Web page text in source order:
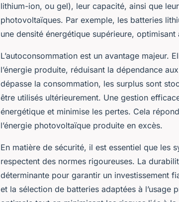
lithium-ion, ou gel), leur capacité, ainsi que
photovoltaïques. Par exemple, les batteries
une densité énergétique supérieure, optimisant
L’autoconsommation est un avantage majeur.
l’énergie produite, réduisant la dépendance
dépasse la consommation, les surplus sont
être utilisés ultérieurement. Une gestion
énergétique et minimise les pertes. Cela
l’énergie photovoltaïque produite en excès.
En matière de sécurité, il est essentiel que les
respectent des normes rigoureuses. La
déterminante pour garantir un investissement
et la sélection de batteries adaptées à l’usage